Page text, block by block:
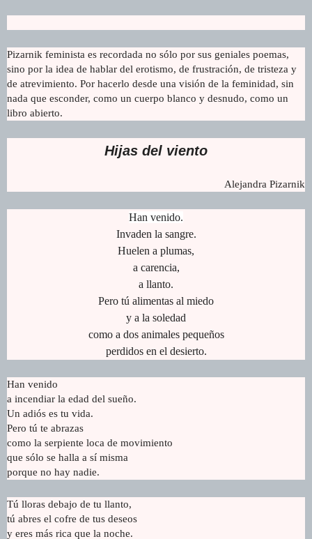
Pizarnik feminista es recordada no sólo por sus geniales poemas,
sino por la idea de hablar del erotismo, de frustración, de tristeza y
de atrevimiento. Por hacerlo desde una visión de la feminidad, sin
nada que esconder, como un cuerpo blanco y desnudo, como un
libro abierto.
Hijas del viento
Alejandra Pizarnik
Han venido.
Invaden la sangre.
Huelen a plumas,
a carencia,
a llanto.
Pero tú alimentas al miedo
y a la soledad
como a dos animales pequeños
perdidos en el desierto.
Han venido
a incendiar la edad del sueño.
Un adiós es tu vida.
Pero tú te abrazas
como la serpiente loca de movimiento
que sólo se halla a sí misma
porque no hay nadie.
Tú lloras debajo de tu llanto,
tú abres el cofre de tus deseos
y eres más rica que la noche.